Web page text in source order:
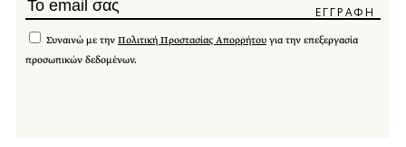
Συναινώ με την Πολιτική Προστασίας Απορρήτου για την επεξεργασία
προσωπικών δεδομένων.